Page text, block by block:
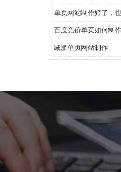
单页网站制作好了，
百度竞价单页如何制
减肥单页网站制作